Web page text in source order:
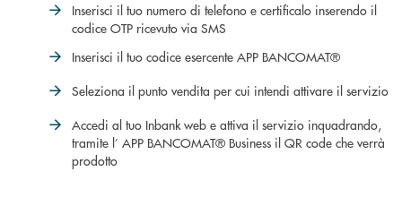
Inserisci il tuo numero di telefono e certificalo inserendo il
codice OTP ricevuto via SMS
Inserisci il tuo codice esercente APP BANCOMAT®
Seleziona il punto vendita per cui intendi attivare il servizio
Accedi al tuo Inbank web e attiva il servizio inquadrando,
tramite l’ APP BANCOMAT® Business il QR code che verrà
prodotto